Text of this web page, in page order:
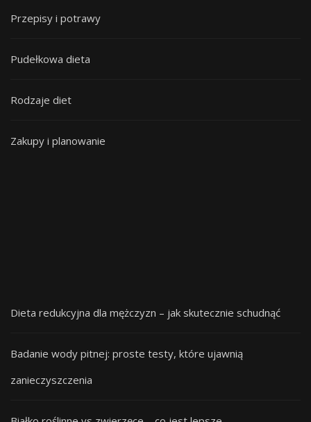
Przepisy i potrawy
Pudełkowa dieta
Rodzaje diet
Zakupy i planowanie
Dieta redukcyjna dla mężczyzn – jak skutecznie schudnąć
Badanie wody pitnej: proste testy, które ujawnią
zanieczyszczenia